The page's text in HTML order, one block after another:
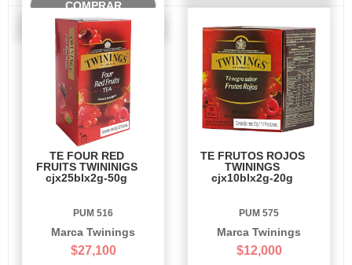
COMPRAR
TE FOUR RED
FRUITS TWININIGS
cjx25blx2g-50g
PUM 516
Marca Twinings
$27,100
TE FRUTOS ROJOS
TWININGS
cjx10blx2g-20g
PUM 575
Marca Twinings
$12,000